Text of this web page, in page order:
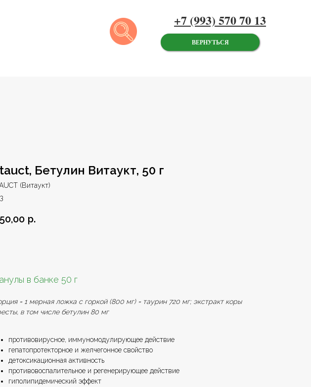
+7 (993) 570 70 13
ВЕРНУТЬСЯ
Бетулин Витаукт, 50 г
(Витаукт)
р.
в банке 50 г
= 1 мерная ложка с горкой (800 мг) = таурин 720 мг; экстракт коры
в том числе бетулин 80 мг
противовирусное, иммуномодулирующее действие
гепатопротекторное и желчегонное свойство
детоксикационная активность
противовоспалительное и регенерирующее действие
гиполипидемический эффект